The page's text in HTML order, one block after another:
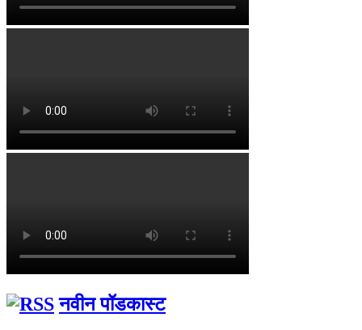
नवीन पॉडकास्ट